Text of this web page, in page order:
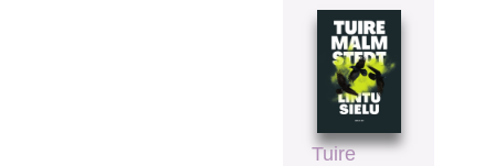
Tuire